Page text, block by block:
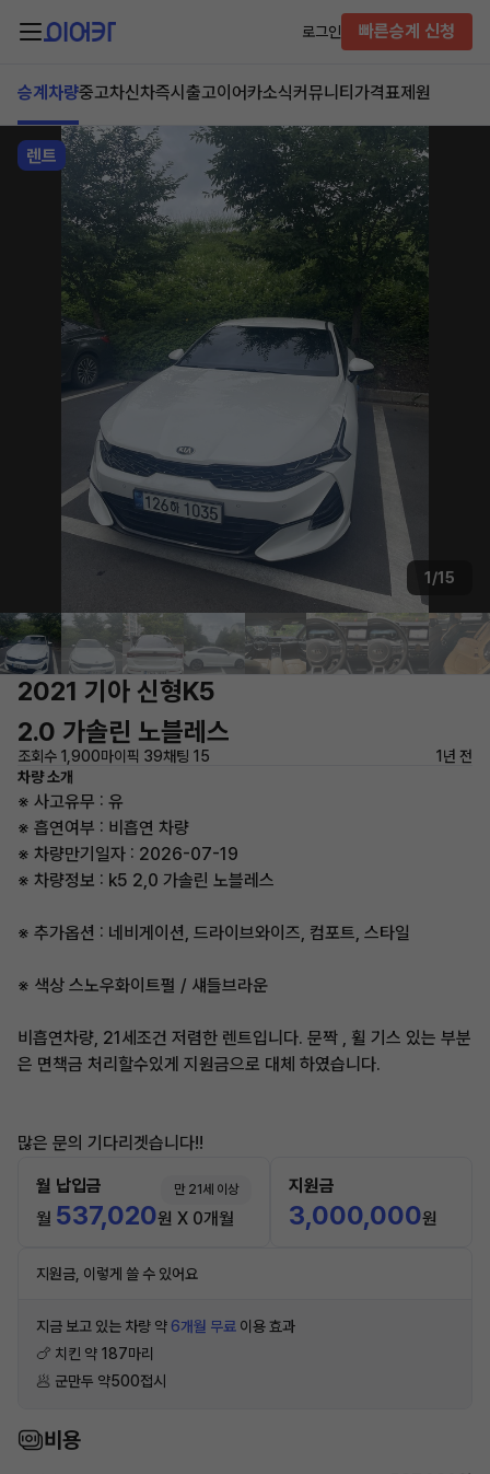
로그인 빠른승계 신청
승계차량중고차신차즉시출고이어카소식커뮤니티 가격표제원
렌트
1/15
2021 기아 신형K5
2.0 가솔린 노블레스
조회수 1,900마이픽 39채팅 15
1년 전
차량 소개
※ 사고유무 : 유
※ 흡연여부 : 비흡연 차량
※ 차량만기일자 : 2026-07-19
※ 차량정보 : k5 2,0 가솔린 노블레스
※ 추가옵션 : 네비게이션, 드라이브와이즈, 컴포트, 스타일
※ 색상 스노우화이트펄 / 섀들브라운
비흡연차량, 21세조건 저렴한 렌트입니다. 문짝 , 휠 기스 있는 부분
은 면책금 처리할수있게 지원금으로 대체 하였습니다.
많은 문의 기다리겟습니다!!
월 납입금 만 21세 이상
월 537,020원 X 0개월
지원금
3,000,000원
지원금, 이렇게 쓸 수 있어요
지금 보고 있는 차량 약 6개월 무료 이용 효과
🍗 치킨 약 187마리
🥟 군만두 약500접시
비용